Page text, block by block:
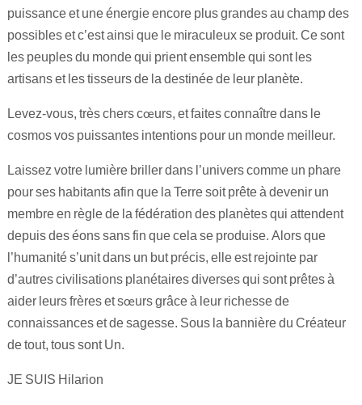
puissance et une énergie encore plus grandes au champ des
possibles et c’est ainsi que le miraculeux se produit. Ce sont
les peuples du monde qui prient ensemble qui sont les
artisans et les tisseurs de la destinée de leur planète.
Levez-vous, très chers cœurs, et faites connaître dans le
cosmos vos puissantes intentions pour un monde meilleur.
Laissez votre lumière briller dans l’univers comme un phare
pour ses habitants afin que la Terre soit prête à devenir un
membre en règle de la fédération des planètes qui attendent
depuis des éons sans fin que cela se produise. Alors que
l’humanité s’unit dans un but précis, elle est rejointe par
d’autres civilisations planétaires diverses qui sont prêtes à
aider leurs frères et sœurs grâce à leur richesse de
connaissances et de sagesse. Sous la bannière du Créateur
de tout, tous sont Un.
JE SUIS Hilarion